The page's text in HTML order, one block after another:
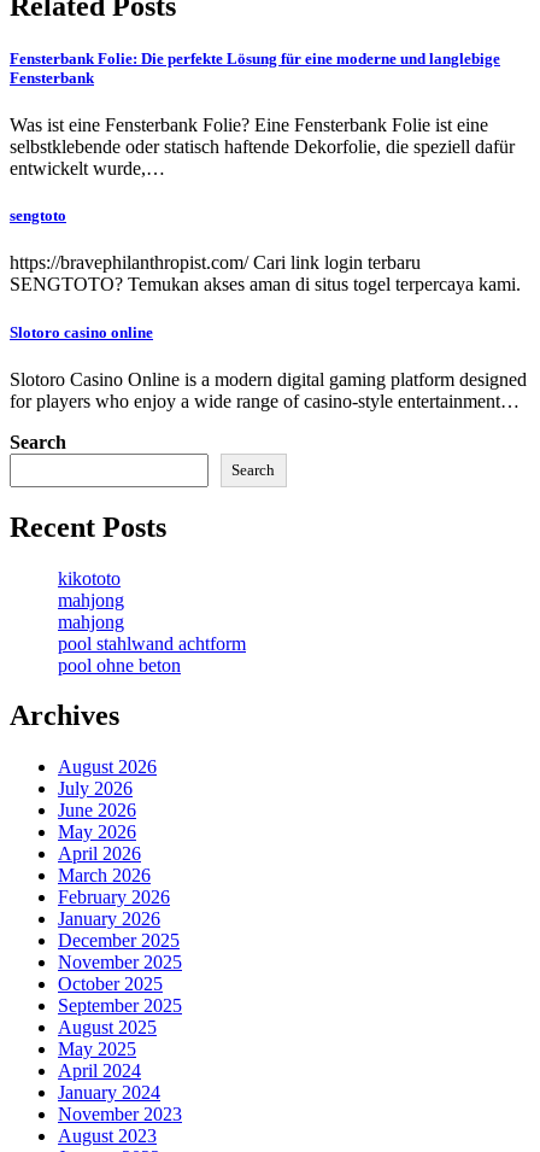
Fensterbank Folie: Die perfekte Lösung für eine moderne und langlebige
Fensterbank
Was ist eine Fensterbank Folie? Eine Fensterbank Folie ist eine
selbstklebende oder statisch haftende Dekorfolie, die speziell dafür
entwickelt wurde,…
sengtoto
https://bravephilanthropist.com/ Cari link login terbaru
SENGTOTO? Temukan akses aman di situs togel terpercaya kami.
Slotoro casino online
Slotoro Casino Online is a modern digital gaming platform designed
for players who enjoy a wide range of casino-style entertainment…
Search
Search
Recent Posts
kikototo
mahjong
mahjong
pool stahlwand achtform
pool ohne beton
Archives
August 2026
July 2026
June 2026
May 2026
April 2026
March 2026
February 2026
January 2026
December 2025
November 2025
October 2025
September 2025
August 2025
May 2025
April 2024
January 2024
November 2023
August 2023